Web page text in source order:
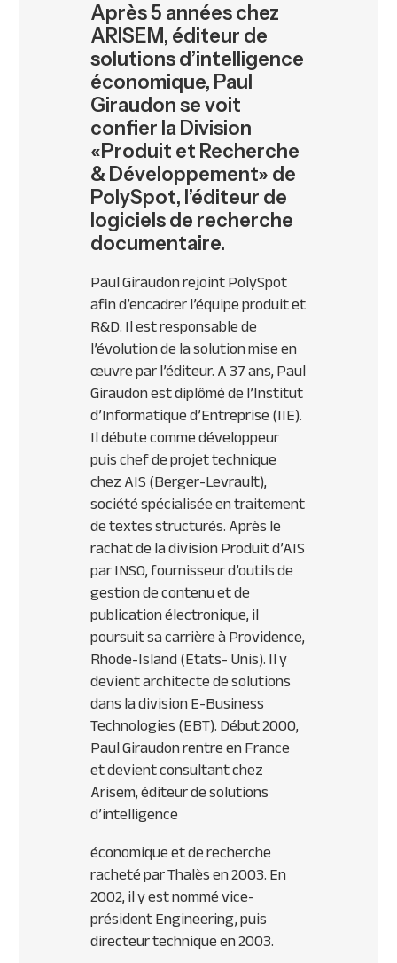
Après 5 années chez
ARISEM, éditeur de
solutions d’intelligence
économique, Paul
Giraudon se voit
confier la Division
«Produit et Recherche
& Développement» de
PolySpot, l’éditeur de
logiciels de recherche
documentaire.
Paul Giraudon rejoint PolySpot
afin d’encadrer l’équipe produit et
R&D. Il est responsable de
l’évolution de la solution mise en
œuvre par l’éditeur. A 37 ans, Paul
Giraudon est diplômé de l’Institut
d’Informatique d’Entreprise (IIE).
Il débute comme développeur
puis chef de projet technique
chez AIS (Berger-Levrault),
société spécialisée en traitement
de textes structurés. Après le
rachat de la division Produit d’AIS
par INSO, fournisseur d’outils de
gestion de contenu et de
publication électronique, il
poursuit sa carrière à Providence,
Rhode-Island (Etats- Unis). Il y
devient architecte de solutions
dans la division E-Business
Technologies (EBT). Début 2000,
Paul Giraudon rentre en France
et devient consultant chez
Arisem, éditeur de solutions
d’intelligence
économique et de recherche
racheté par Thalès en 2003. En
2002, il y est nommé vice-
président Engineering, puis
directeur technique en 2003.